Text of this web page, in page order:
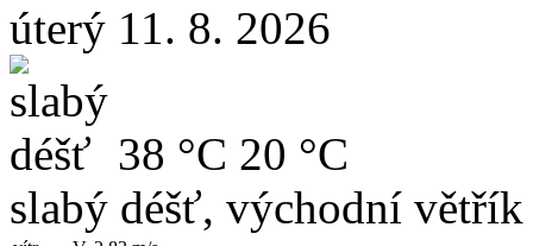
úterý 11. 8. 2026
38 °C 20 °C
slabý déšť, východní větřík